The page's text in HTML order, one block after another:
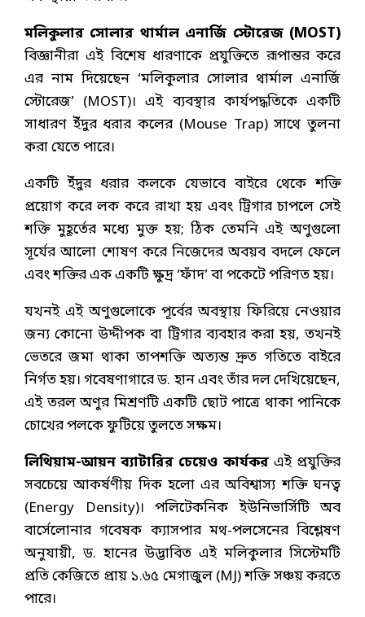
মলিকুলার সোলার থার্মাল এনার্জি স্টোরেজ (MOST)
বিজ্ঞানীরা এই বিশেষ ধারণাকে প্রযুক্তিতে রূপান্তর করে
এর নাম দিয়েছেন ‘মলিকুলার সোলার থার্মাল এনার্জি
স্টোরেজ’ (MOST)। এই ব্যবস্থার কার্যপদ্ধতিকে একটি
সাধারণ ইঁদুর ধরার কলের (Mouse Trap) সাথে তুলনা
করা যেতে পারে।
একটি ইঁদুর ধরার কলকে যেভাবে বাইরে থেকে শক্তি
প্রয়োগ করে লক করে রাখা হয় এবং ট্রিগার চাপলে সেই
শক্তি মুহূর্তের মধ্যে মুক্ত হয়; ঠিক তেমনি এই অণুগুলো
সূর্যের আলো শোষণ করে নিজেদের অবয়ব বদলে ফেলে
এবং শক্তির এক একটি ক্ষুদ্র ‘ফাঁদ’ বা পকেটে পরিণত হয়।
যখনই এই অণুগুলোকে পূর্বের অবস্থায় ফিরিয়ে নেওয়ার
জন্য কোনো উদ্দীপক বা ট্রিগার ব্যবহার করা হয়, তখনই
ভেতরে জমা থাকা তাপশক্তি অত্যন্ত দ্রুত গতিতে বাইরে
নির্গত হয়। গবেষণাগারে ড. হান এবং তাঁর দল দেখিয়েছেন,
এই তরল অণুর মিশ্রণটি একটি ছোট পাত্রে থাকা পানিকে
চোখের পলকে ফুটিয়ে তুলতে সক্ষম।
লিথিয়াম-আয়ন ব্যাটারির চেয়েও কার্যকরএই প্রযুক্তির
সবচেয়ে আকর্ষণীয় দিক হলো এর অবিশ্বাস্য শক্তি ঘনত্ব
(Energy Density)। পলিটেকনিক ইউনিভার্সিটি অব
বার্সেলোনার গবেষক ক্যাসপার মথ-পলসেনের বিশ্লেষণ
অনুযায়ী, ড. হানের উদ্ভাবিত এই মলিকুলার সিস্টেমটি
প্রতি কেজিতে প্রায় ১.৬৫ মেগাজুল (MJ) শক্তি সঞ্চয় করতে
পারে।